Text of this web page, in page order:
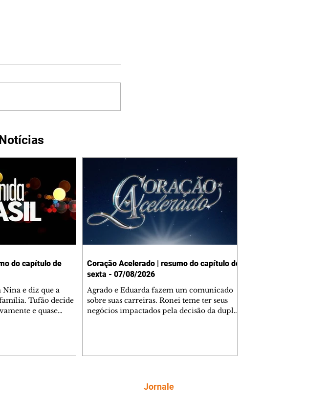
do capítulo de
e diz que a
Tufão decide
e quase
Coração Acelerado | resumo do capítulo de
sexta - 07/08/2026
Agrado e Eduarda fazem um comunicado
sobre suas carreiras. Ronei teme ter seus
negócios impactados pela decisão da dupla.
que se mudará de país, e Eduarda se
preocupa com Sol. Palhares desconfia de
Jornale